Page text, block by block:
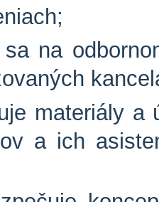
na
materiály a
a ich